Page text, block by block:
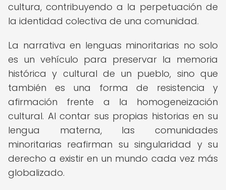
cultura, contribuyendo a la perpetuación de
la identidad colectiva de una comunidad.
La narrativa en lenguas minoritarias no solo
es un vehículo para preservar la memoria
histórica y cultural de un pueblo, sino que
también es una forma de resistencia y
afirmación frente a la homogeneización
cultural. Al contar sus propias historias en su
lengua materna, las comunidades
minoritarias reafirman su singularidad y su
derecho a existir en un mundo cada vez más
globalizado.